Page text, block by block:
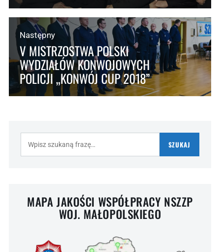
Następny
V MISTRZOSTWA POLSKI
WYDZIAŁÓW KONWOJOWYCH
POLICJI „KONWÓJ CUP 2018”
SZUKAJ
MAPA JAKOŚCI WSPÓŁPRACY NSZZP
WOJ. MAŁOPOLSKIEGO